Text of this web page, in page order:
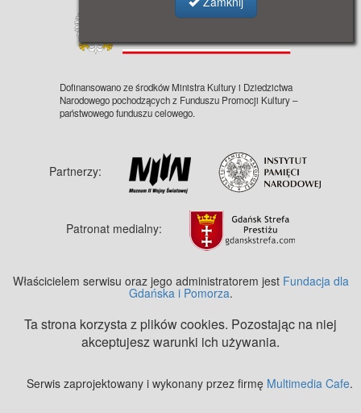
Dofinansowano ze środków Ministra Kultury i Dziedzictwa
Narodowego pochodzących z Funduszu Promocji Kultury –
państwowego funduszu celowego.
Partnerzy:
Patronat medialny:
Właścicielem serwisu oraz jego administratorem jest Fundacja dla
Gdańska i Pomorza.
Ta strona korzysta z plików cookies. Pozostając na niej
akceptujesz warunki ich używania.
Serwis zaprojektowany i wykonany przez firmę Multimedia Cafe.